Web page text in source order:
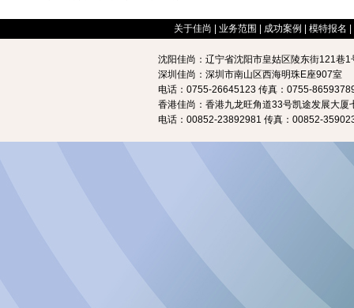
关于佳尚 业务范围 成功案例 模特报名
沈阳佳尚：辽宁省沈阳市皇姑区陵东街121巷1
深圳佳尚：深圳市南山区西海明珠E座907室
电话：0755-26645123 传真：0755-
香港佳尚：香港九龙旺角道33号凯途发展大厦
电话：00852-23892981 传真：00852-